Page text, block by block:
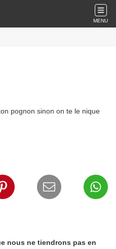
MENU
pognon sinon on te le nique
nous ne tiendrons pas en